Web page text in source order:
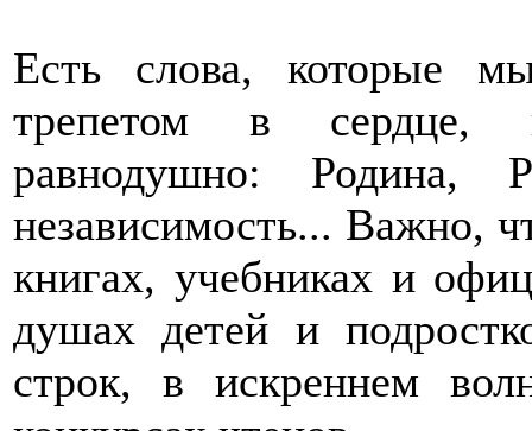
Есть слова, которые
трепетом в сердце,
равнодушно: Родина,
независимость... Важно,
книгах, учебниках и
душах детей и
строк, в искреннем